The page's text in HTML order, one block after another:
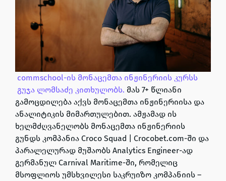
commschool-ის მონაცემთა ინჟინერიის კურსს
გუჯა ლომსაძე კითხულობს. მას 7+ წლიანი
გამოცდილება აქვს მონაცემთა ინჟინერიისა და
ანალიტიკის მიმართულებით. ამჟამად ის
ხელმძღვანელობს მონაცემთა ინჟინერიის
გუნდს კომპანია Croco Squad | Crocobet.com-ში და
პარალელურად მუშაობს Analytics Engineer-ად
გერმანულ Carnival Maritime-ში, რომელიც
მსოფლიოს უმსხვილესი საკრუიზო კომპანიის –